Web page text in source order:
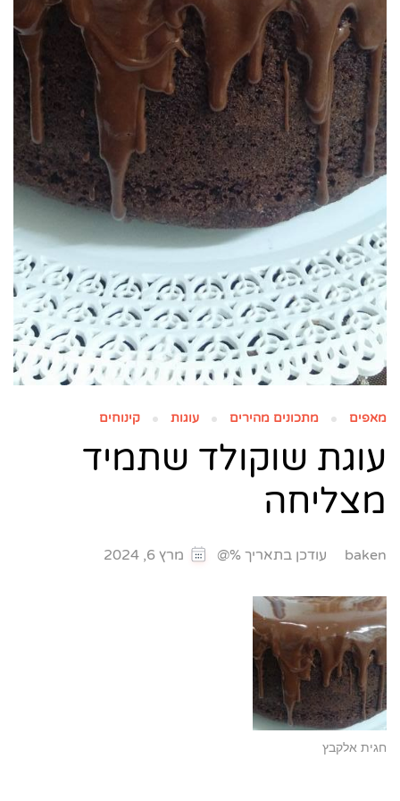
מאפים מתכונים מהירים עוגות קינוחים
עוגת שוקולד שתמיד
מצליחה
baken עודכן בתאריך %@ מרץ 6, 2024
חגית אלקבץ